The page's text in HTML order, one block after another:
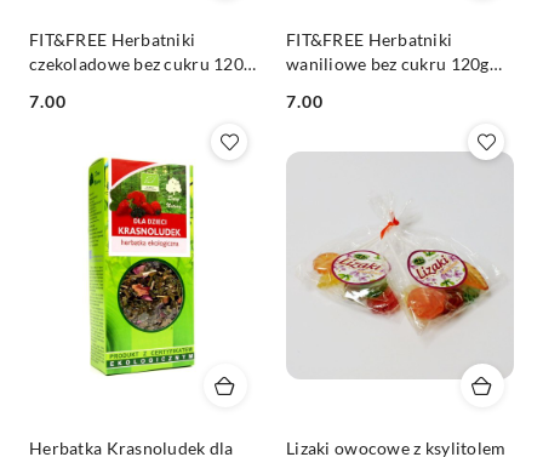
FIT&FREE Herbatniki
czekoladowe bez cukru 120g
Cena:
7.00
FIT&FREE Herbatniki
waniliowe bez cukru 120g
Cena:
7.00
Herbatka Krasnoludek dla
Lizaki owocowe z ksylitolem